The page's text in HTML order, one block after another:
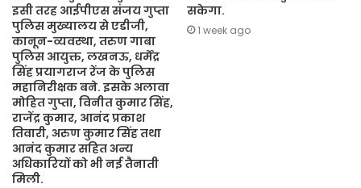
इसी तरह आईपीएस संजय गुप्ता
पुलिस मुख्यालय से एडीजी,
कानून-व्यवस्था, तरुण गाबा
पुलिस आयुक्त, लखनऊ, धर्मेंद्र
सिंह प्रयागराज रेंज के पुलिस
महानिरीक्षक बने. इसके अलावा
मोहित गुप्ता, विनीत कुमार सिंह,
राजेंद्र कुमार, आनंद प्रकाश
तिवारी, अरुण कुमार सिंह तथा
आनंद कुमार सहित अन्य
अधिकारियों को भी नई तैनाती
मिली.
सकेगा.
1 week ago